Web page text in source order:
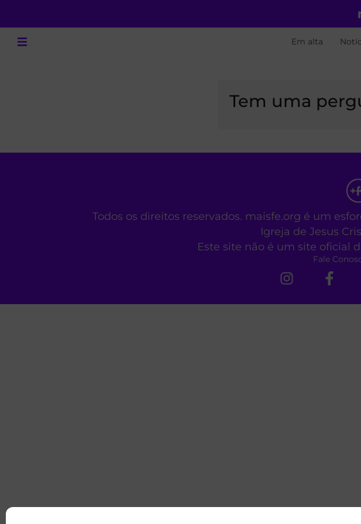
Em alta
Tem uma
Todos os direitos reservados. maisfe.org é um
Igreja de Jesus
Este site não é um site oficial
Fale